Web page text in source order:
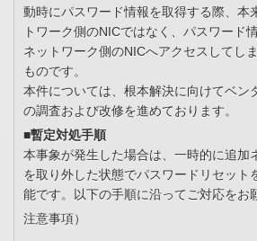
動時にパスワード情報を取得する際、本
トワーク側のNICではなく、パスワード
ネットワーク側のNICへアクセスしてし
ものです。
本件については、根本解決に向けてベン
の調査および改修を進めております。
■暫定対処手順
本事象が発生した場合は、一時的に追加
を取り外した状態でパスワードリセット
能です。以下の手順に沿ってご対応をお
注意事項）